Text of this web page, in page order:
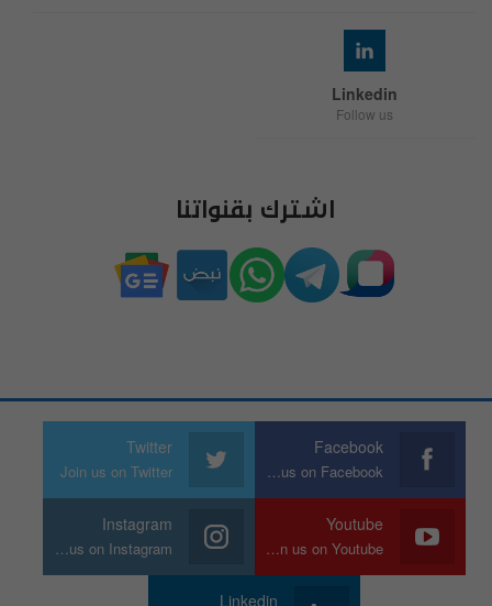
Linkedin
Follow us
اشترك بقنواتنا
Facebook
Join us on Facebook
Twitter
Join us on Twitter
Youtube
Join us on Youtube
Instagram
Join us on Instagram
Linkedin